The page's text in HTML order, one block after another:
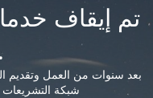
تم إيقاف
بعد سنوات من العمل وتقديم
شبكة التشريعات